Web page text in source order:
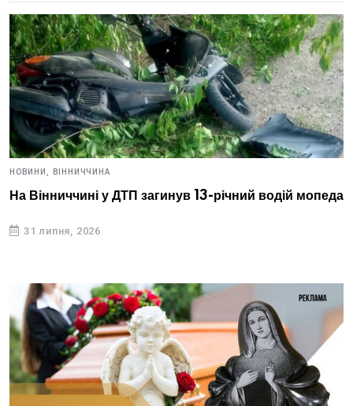
НОВИНИ, ВІННИЧЧИНА
На Вінниччині у ДТП загинув 13-річний водій мопеда
31 липня, 2026